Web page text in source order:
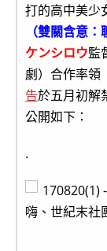
打的高中美少
（雙關含意
ケンシロウ監
劇）合作率領
告於五月初解
公開如下：
.